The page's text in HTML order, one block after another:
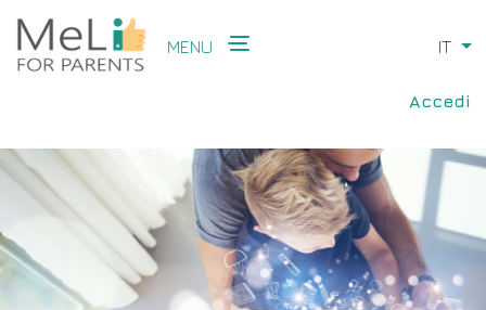
main
User
menu
Accedi
MENU IT